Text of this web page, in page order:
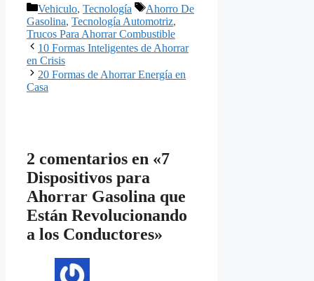
Categorías
Vehiculo, Tecnología Etiquetas
Ahorro De
Gasolina, Tecnología Automotriz,
Trucos Para Ahorrar Combustible
10 Formas Inteligentes de Ahorrar
en Crisis
20 Formas de Ahorrar Energía en
Casa
2 comentarios en «7
Dispositivos para
Ahorrar Gasolina que
Están Revolucionando
a los Conductores»